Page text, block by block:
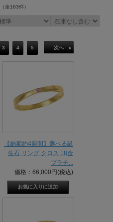
（全163件）
3 4 5 次へ
【納期約4週間】選べる誕
生石 リング クロス 18金
プラチ...
価格：66,000円(税込)